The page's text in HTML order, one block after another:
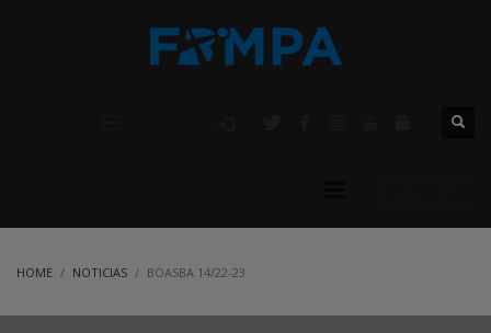
HOME NOTICIAS BOASBA 14/22-23